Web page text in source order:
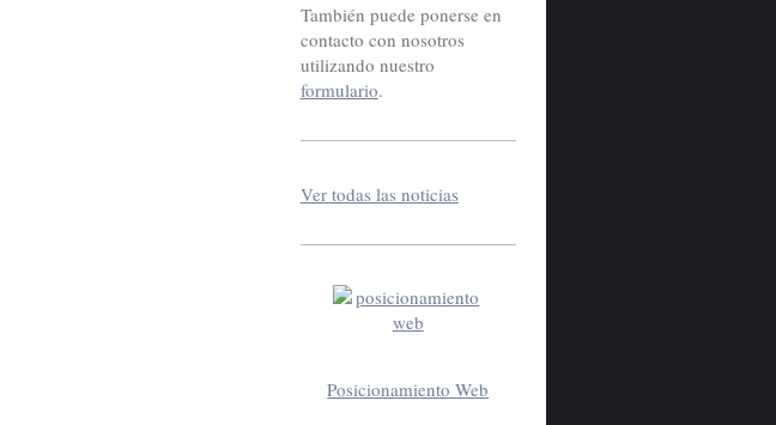
También puede ponerse en
contacto con nosotros
utilizando nuestro
formulario.
Ver todas las noticias
Posicionamiento Web